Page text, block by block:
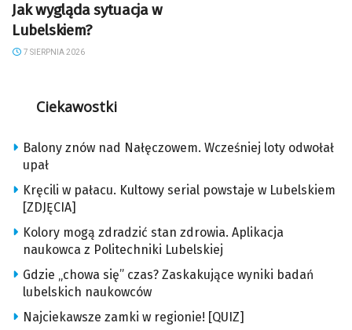
Jak wygląda sytuacja w
Lubelskiem?
7 SIERPNIA 2026
Ciekawostki
Balony znów nad Nałęczowem. Wcześniej loty odwołał
upał
Kręcili w pałacu. Kultowy serial powstaje w Lubelskiem
[ZDJĘCIA]
Kolory mogą zdradzić stan zdrowia. Aplikacja
naukowca z Politechniki Lubelskiej
Gdzie „chowa się” czas? Zaskakujące wyniki badań
lubelskich naukowców
Najciekawsze zamki w regionie! [QUIZ]